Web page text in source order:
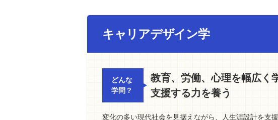
キャリアデザイン学
どんな
学問？
教育、労働、心理を幅広く
支援する力を養う
変化の多い現代社会を見据えながら、人生涯設計を支